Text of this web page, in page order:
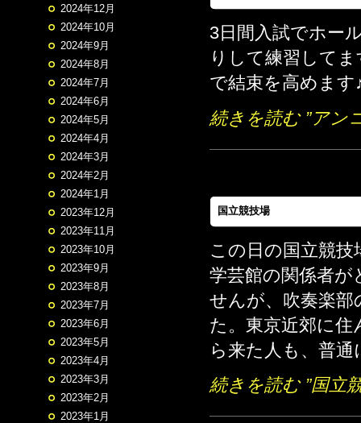
2024年12月
2024年10月
2024年9月
2024年8月
2024年7月
2024年6月
2024年5月
2024年4月
2024年3月
2024年2月
2024年1月
2023年12月
2023年11月
2023年10月
2023年9月
2023年8月
2023年7月
2023年6月
2023年5月
2023年4月
2023年3月
2023年2月
2023年1月
3日間入試でホー
りして練習して
で結束を高めます
続きを読む ”アン
国立競技場
この日の国立競技
学芸館の関係者
せんが、吹奏楽
た。東京近郊に
ら来た人も、普
続きを読む ”国立